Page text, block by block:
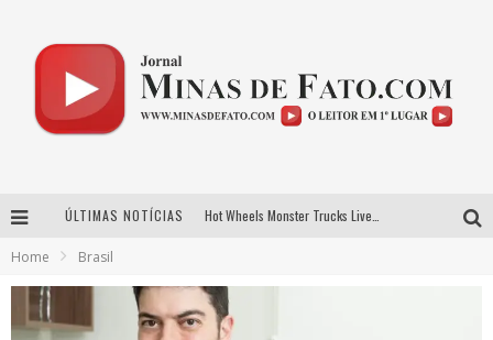
ÚLTIMAS NOTÍCIAS
Home Brasil